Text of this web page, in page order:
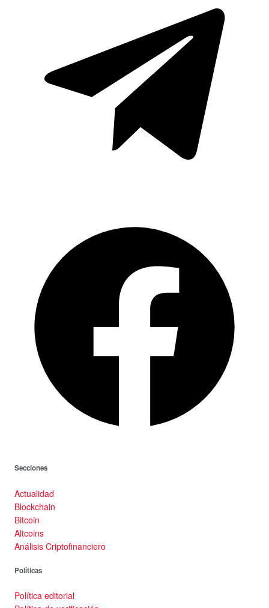
Secciones
Actualidad
Blockchain
Bitcoin
Altcoins
Análisis Criptofinanciero
Políticas
Política editorial